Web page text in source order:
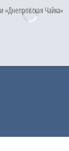
«Днепровская Чайка»